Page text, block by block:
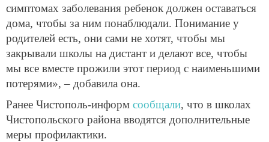
симптомах заболевания ребенок должен оставаться
дома, чтобы за ним понаблюдали. Понимание у
родителей есть, они сами не хотят, чтобы мы
закрывали школы на дистант и делают все, чтобы
мы все вместе прожили этот период с наименьшими
потерями», – добавила она.
Ранее Чистополь-информ сообщали, что в школах
Чистопольского района вводятся дополнительные
меры профилактики.